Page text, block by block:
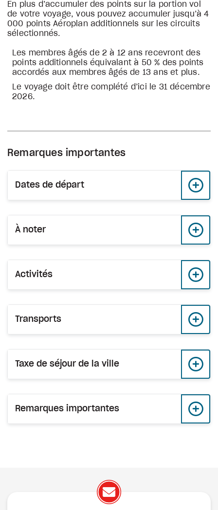
En plus d’accumuler des points sur la portion vol
de votre voyage, vous pouvez accumuler jusqu’à 4
000 points Aéroplan additionnels sur les circuits
sélectionnés.
Les membres âgés de 2 à 12 ans recevront des
points additionnels équivalant à 50 % des points
accordés aux membres âgés de 13 ans et plus.
Le voyage doit être complété d’ici le 31 décembre
2026.
Remarques importantes
Dates de départ
À noter
Activités
Transports
Taxe de séjour de la ville
Remarques importantes